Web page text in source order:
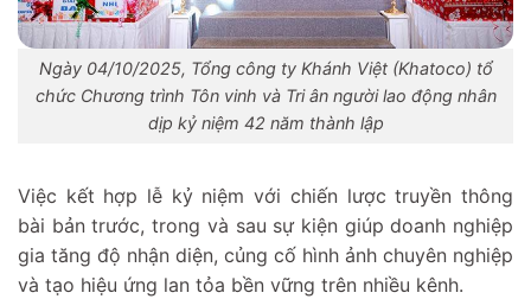
Ngày 04/10/2025, Tổng công ty Khánh Việt (Khatoco) tổ
chức Chương trình Tôn vinh và Tri ân người lao động nhân
dịp kỷ niệm 42 năm thành lập
Việc kết hợp lễ kỷ niệm với chiến lược truyền thông
bài bản trước, trong và sau sự kiện giúp doanh nghiệp
gia tăng độ nhận diện, củng cố hình ảnh chuyên nghiệp
và tạo hiệu ứng lan tỏa bền vững trên nhiều kênh.